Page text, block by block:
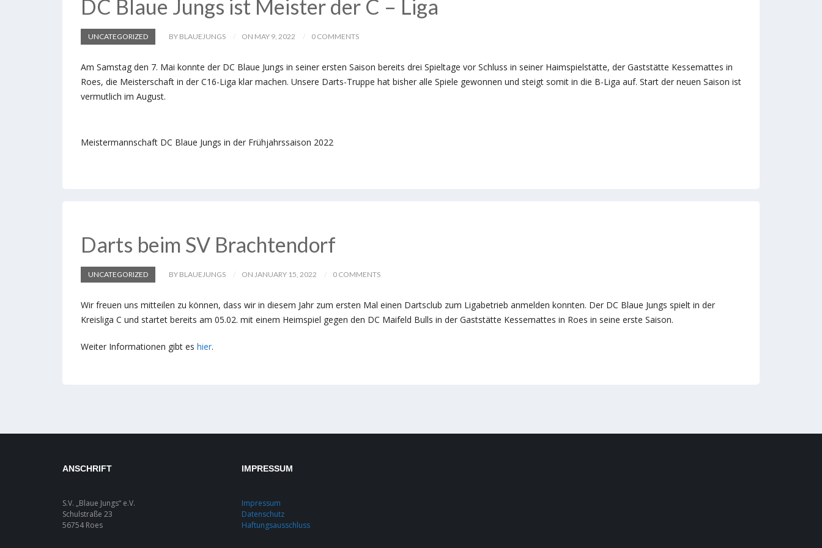
DC Blaue Jungs ist Meister der C – Liga
UNCATEGORIZED BY BLAUEJUNGS ON MAY 9, 2022 0 COMMENTS
Am Samstag den 7. Mai konnte der DC Blaue Jungs in seiner ersten Saison bereits drei Spieltage vor Schluss in seiner Haimspielstätte, der Gaststätte Kessemattes in
Roes, die Meisterschaft in der C16-Liga klar machen. Unsere Darts-Truppe hat bisher alle Spiele gewonnen und steigt somit in die B-Liga auf. Start der neuen Saison ist
vermutlich im August.
Meistermannschaft DC Blaue Jungs in der Frühjahrssaison 2022
Darts beim SV Brachtendorf
UNCATEGORIZED BY BLAUEJUNGS ON JANUARY 15, 2022 0 COMMENTS
Wir freuen uns mitteilen zu können, dass wir in diesem Jahr zum ersten Mal einen Dartsclub zum Ligabetrieb anmelden konnten. Der DC Blaue Jungs spielt in der
Kreisliga C und startet bereits am 05.02. mit einem Heimspiel gegen den DC Maifeld Bulls in der Gaststätte Kessemattes in Roes in seine erste Saison.
Weiter Informationen gibt es hier.
ANSCHRIFT
S.V. „Blaue Jungs“ e.V.
Schulstraße 23
56754 Roes
IMPRESSUM
Impressum
Datenschutz
Haftungsausschluss